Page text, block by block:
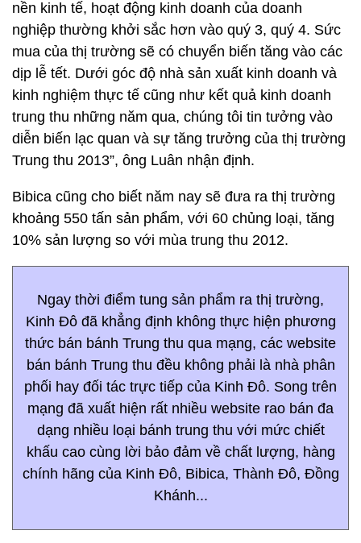
nền kinh tế, hoạt động kinh doanh của doanh
nghiệp thường khởi sắc hơn vào quý 3, quý 4. Sức
mua của thị trường sẽ có chuyển biến tăng vào các
dịp lễ tết. Dưới góc độ nhà sản xuất kinh doanh và
kinh nghiệm thực tế cũng như kết quả kinh doanh
trung thu những năm qua, chúng tôi tin tưởng vào
diễn biến lạc quan và sự tăng trưởng của thị trường
Trung thu 2013”, ông Luân nhận định.
Bibica cũng cho biết năm nay sẽ đưa ra thị trường
khoảng 550 tấn sản phẩm, với 60 chủng loại, tăng
10% sản lượng so với mùa trung thu 2012.
Ngay thời điểm tung sản phẩm ra thị trường,
Kinh Đô đã khẳng định không thực hiện phương
thức bán bánh Trung thu qua mạng, các website
bán bánh Trung thu đều không phải là nhà phân
phối hay đối tác trực tiếp của Kinh Đô. Song trên
mạng đã xuất hiện rất nhiều website rao bán đa
dạng nhiều loại bánh trung thu với mức chiết
khấu cao cùng lời bảo đảm về chất lượng, hàng
chính hãng của Kinh Đô, Bibica, Thành Đô, Đồng
Khánh...